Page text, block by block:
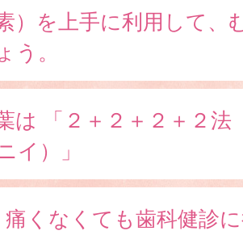
）を上手に利用して、
。
は 「２＋２＋２＋２法
イ）」
くなくても歯科健診